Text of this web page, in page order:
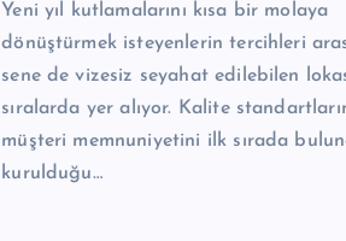
Yeni yıl kutlamalarını kısa bir molaya
dönüştürmek isteyenlerin tercihleri
sene de vizesiz seyahat edilebilen
sıralarda yer alıyor. Kalite
müşteri memnuniyetini ilk sırada
kurulduğu…